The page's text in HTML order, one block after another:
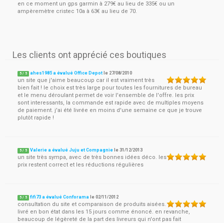
en ce moment un gps garmin à 279€ au lieu de 335€ ou un
ampèremètre cristec 10a à 63€ au lieu de 70.
Les clients ont apprécié ces boutiques
5 / 5 ahes1985 a évalué Office Depot le 27/08/2010
un site que j'aime beaucoup car il est vraiment très
bien fait ! le choix est très large pour toutes les fournitures de bureau
et le menu déroulant permet de voir l'ensemble de l'offre. les prix
sont interessants, la commande est rapide avec de multiples moyens
de paiement. j'ai été livrée en moins d'une semaine ce que je trouve
plutôt rapide !
5 / 5 Valerie a évalué Juju et Compagnie le31/12/2013
un site très sympa, avec de très bonnes idées déco. les
prix restent correct et les réductions régulières
5 / 5 fifi73 a évalué Conforama le02/11/2012
consultation du site et comparaison de produits aisées.
livré en bon état dans les 15 jours comme énoncé. en revanche,
beaucoup de légèreté de la part des livreurs qui n'ont pas fait